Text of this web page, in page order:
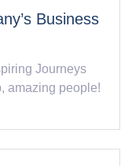
Business
Journeys
amazing people!